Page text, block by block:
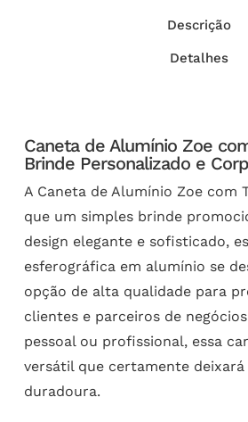
Descrição
Detalhes
Caneta de Alumínio Zoe
Brinde Personalizado e
A Caneta de Alumínio Zoe com
que um simples brinde
design elegante e sofisticado,
esferográfica em alumínio se
opção de alta qualidade para
clientes e parceiros de
pessoal ou profissional, essa
versátil que certamente deixará
duradoura.